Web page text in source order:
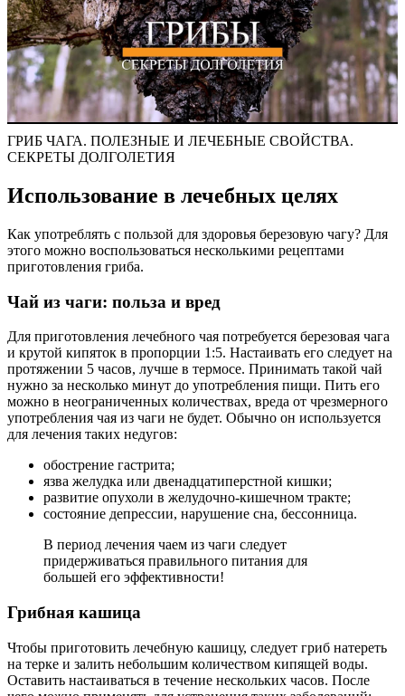
ГРИБ ЧАГА. ПОЛЕЗНЫЕ И ЛЕЧЕБНЫЕ СВОЙСТВА.
СЕКРЕТЫ ДОЛГОЛЕТИЯ
Использование в лечебных целях
Как употреблять с пользой для здоровья березовую чагу? Для
этого можно воспользоваться несколькими рецептами
приготовления гриба.
Чай из чаги: польза и вред
Для приготовления лечебного чая потребуется березовая чага
и крутой кипяток в пропорции 1:5. Настаивать его следует на
протяжении 5 часов, лучше в термосе. Принимать такой чай
нужно за несколько минут до употребления пищи. Пить его
можно в неограниченных количествах, вреда от чрезмерного
употребления чая из чаги не будет. Обычно он используется
для лечения таких недугов:
обострение гастрита;
язва желудка или двенадцатиперстной кишки;
развитие опухоли в желудочно-кишечном тракте;
состояние депрессии, нарушение сна, бессонница.
В период лечения чаем из чаги следует
придерживаться правильного питания для
большей его эффективности!
Грибная кашица
Чтобы приготовить лечебную кашицу, следует гриб натереть
на терке и залить небольшим количеством кипящей воды.
Оставить настаиваться в течение нескольких часов. После